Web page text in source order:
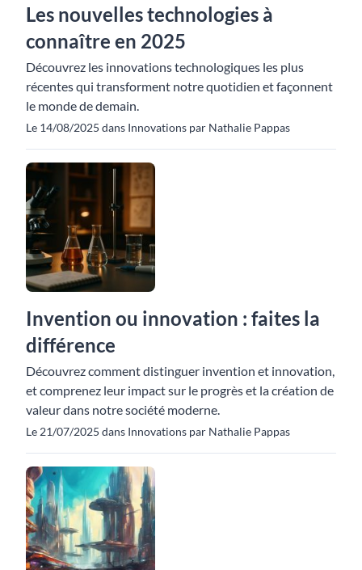
Les nouvelles technologies à
connaître en 2025
Découvrez les innovations technologiques les plus
récentes qui transforment notre quotidien et façonnent
le monde de demain.
Le 14/08/2025 dans Innovations par Nathalie Pappas
Invention ou innovation : faites la
différence
Découvrez comment distinguer invention et innovation,
et comprenez leur impact sur le progrès et la création de
valeur dans notre société moderne.
Le 21/07/2025 dans Innovations par Nathalie Pappas